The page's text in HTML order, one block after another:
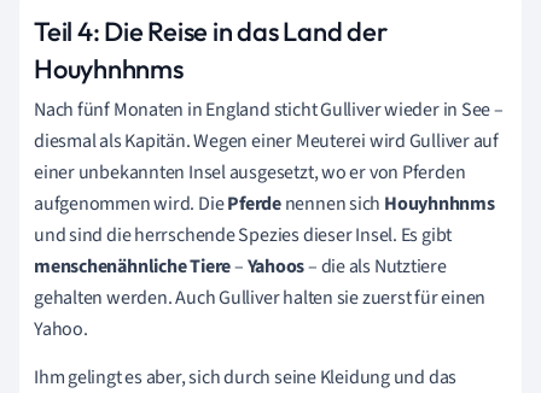
Teil 4: Die Reise in das Land der
Houyhnhnms
Nach fünf Monaten in England sticht Gulliver wieder in See –
diesmal als Kapitän. Wegen einer Meuterei wird Gulliver auf
einer unbekannten Insel ausgesetzt, wo er von Pferden
aufgenommen wird. DiePferdenennen sich Houyhnhnms
und sind die herrschende Spezies dieser Insel. Es gibt
menschenähnliche Tiere–Yahoos– die als Nutztiere
gehalten werden. Auch Gulliver halten sie zuerst für einen
Yahoo.
Ihm gelingt es aber, sich durch seine Kleidung und das